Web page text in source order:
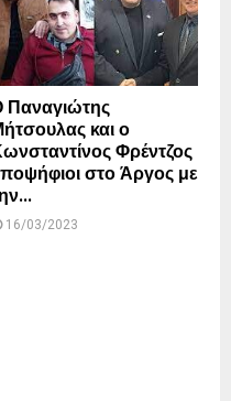
Παναγιώτης
και ο
Φρέντζος
στο Άργος με
16/03/2023